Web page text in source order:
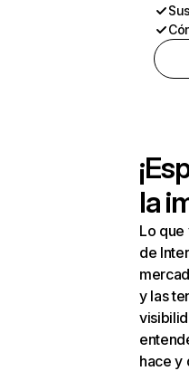
la
Lo que
de
y las
hace y